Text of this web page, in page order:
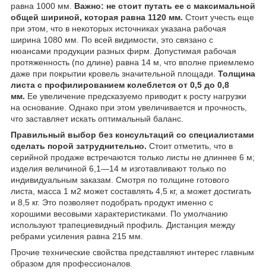
равна 1000 мм. Важно: не стоит путать ее с максимальной
общей шириной, которая равна 1120 мм. Стоит учесть еще
при этом, что в некоторых источниках указана рабочая
ширина 1080 мм. По всей видимости, это связано с
нюансами продукции разных фирм. Допустимая рабочая
протяженность (по длине) равна 14 м, что вполне приемлемо
даже при покрытии кровель значительной площади. Толщина
листа с профилированием колеблется от 0,5 до 0,8
мм. Ее увеличение предсказуемо приводит к росту нагрузки
на основание. Однако при этом увеличивается и прочность,
что заставляет искать оптимальный баланс.
Правильный выбор без консультаций со специалистами
сделать порой затруднительно. Стоит отметить, что в
серийной продаже встречаются только листы не длиннее 6 м;
изделия величиной 6,1—14 м изготавливают только по
индивидуальным заказам. Смотря по толщине готового
листа, масса 1 м2 может составлять 4,5 кг, а может достигать
и 8,5 кг. Это позволяет подобрать продукт именно с
хорошими весовыми характеристиками. По умолчанию
используют трапециевидный профиль. Дистанция между
ребрами усиления равна 215 мм.
Прочие технические свойства представляют интерес главным
образом для профессионалов.